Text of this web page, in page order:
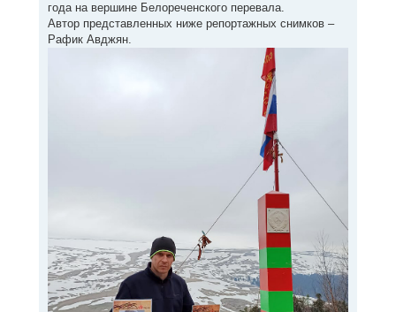
года на вершине Белореченского перевала.
Автор представленных ниже репортажных снимков –
Рафик Авджян.